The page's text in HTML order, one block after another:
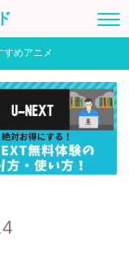
すめアニメ